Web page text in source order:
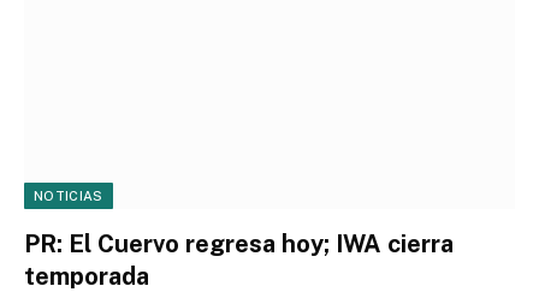
NOTICIAS
PR: El Cuervo regresa hoy; IWA cierra
temporada